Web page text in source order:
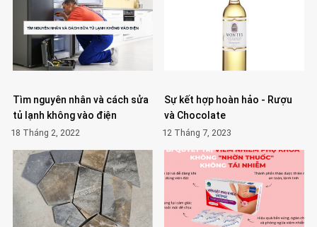
Tìm nguyên nhân và cách sửa
tủ lạnh không vào điện
18 Tháng 2, 2022
Sự kết hợp hoàn hảo - Rượu
và Chocolate
12 Tháng 7, 2023